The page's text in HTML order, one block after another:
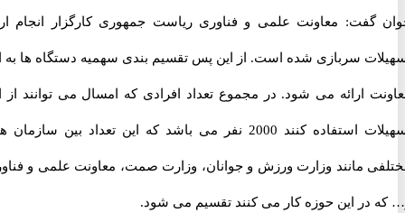
معاونت علمی و فناوری ریاست جمهوری کارگزار انجام ارائه
سربازی شده است. از این پس تقسیم بندی سهمیه دستگاه ها به این
ارائه می شود. در مجموع تعداد افرادی که امسال می توانند از این
تسهیلات استفاده کنند 2000 نفر می باشد که این تعداد بین سازمان های
مانند وزارت ورزش و جوانان، وزارت صمت، معاونت علمی و فناوری
در این حوزه کار می کنند تقسیم می شود.